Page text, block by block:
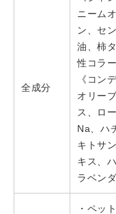
全成分
ニーム
ン、セ
油、柿
性コラ
《コン
オリー
ス、ロ
Na、ハ
キトサ
キス、
ラベン
・ペッ